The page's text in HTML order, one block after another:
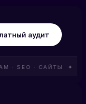
аудит
· SEO · САЙТЫ ✦